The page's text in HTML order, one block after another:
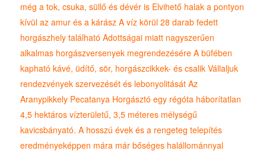
még a tok, csuka, süllő és dévér is Elvihető halak a pontyon
kívül az amur és a kárász A víz körül 28 darab fedett
horgászhely található Adottságai miatt nagyszerűen
alkalmas horgászversenyek megrendezésére A büfében
kapható kávé, üdítő, sör, horgászcikkek- és csalik Vállaljuk
rendezvények szervezését és lebonyolitását Az
Aranypikkely Pecatanya Horgásztó egy régóta háborítatlan
4,5 hektáros vízterületű, 3,5 méteres mélységű
kavicsbányató. A hosszú évek és a rengeteg telepítés
eredményeképpen mára már bőséges halállománnyal